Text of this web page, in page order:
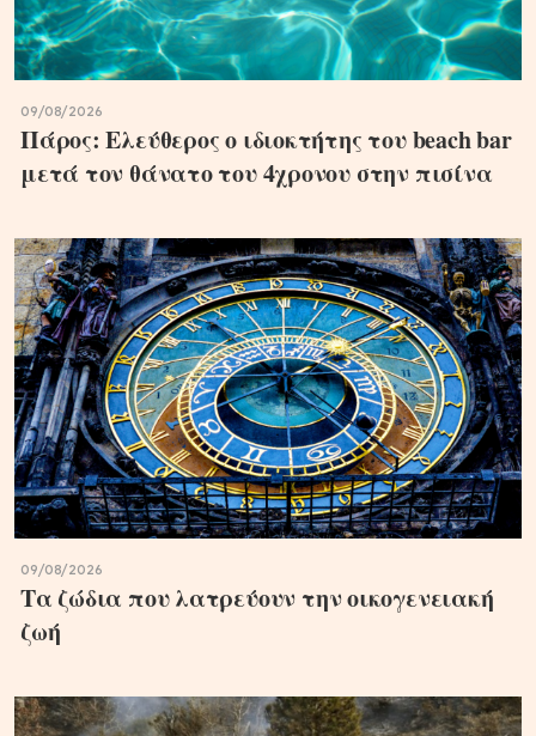
09/08/2026
Πάρος: Ελεύθερος ο ιδιοκτήτης του beach bar
μετά τον θάνατο του 4χρονου στην πισίνα
09/08/2026
Τα ζώδια που λατρεύουν την οικογενειακή
ζωή